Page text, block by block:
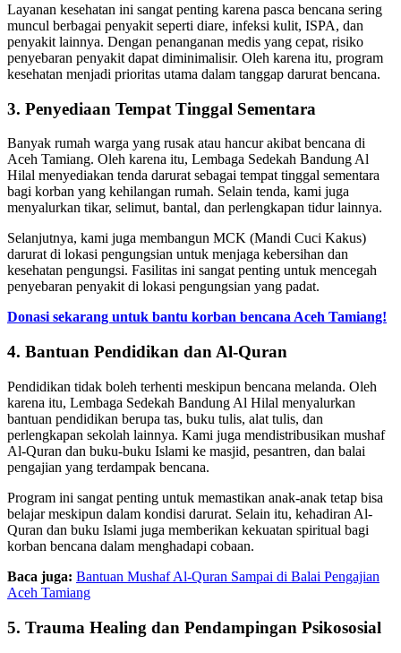
Layanan kesehatan ini sangat penting karena pasca bencana sering
muncul berbagai penyakit seperti diare, infeksi kulit, ISPA, dan
penyakit lainnya. Dengan penanganan medis yang cepat, risiko
penyebaran penyakit dapat diminimalisir. Oleh karena itu, program
kesehatan menjadi prioritas utama dalam tanggap darurat bencana.
3. Penyediaan Tempat Tinggal Sementara
Banyak rumah warga yang rusak atau hancur akibat bencana di
Aceh Tamiang. Oleh karena itu, Lembaga Sedekah Bandung Al
Hilal menyediakan tenda darurat sebagai tempat tinggal sementara
bagi korban yang kehilangan rumah. Selain tenda, kami juga
menyalurkan tikar, selimut, bantal, dan perlengkapan tidur lainnya.
Selanjutnya, kami juga membangun MCK (Mandi Cuci Kakus)
darurat di lokasi pengungsian untuk menjaga kebersihan dan
kesehatan pengungsi. Fasilitas ini sangat penting untuk mencegah
penyebaran penyakit di lokasi pengungsian yang padat.
Donasi sekarang untuk bantu korban bencana Aceh Tamiang!
4. Bantuan Pendidikan dan Al-Quran
Pendidikan tidak boleh terhenti meskipun bencana melanda. Oleh
karena itu, Lembaga Sedekah Bandung Al Hilal menyalurkan
bantuan pendidikan berupa tas, buku tulis, alat tulis, dan
perlengkapan sekolah lainnya. Kami juga mendistribusikan mushaf
Al-Quran dan buku-buku Islami ke masjid, pesantren, dan balai
pengajian yang terdampak bencana.
Program ini sangat penting untuk memastikan anak-anak tetap bisa
belajar meskipun dalam kondisi darurat. Selain itu, kehadiran Al-
Quran dan buku Islami juga memberikan kekuatan spiritual bagi
korban bencana dalam menghadapi cobaan.
Baca juga: Bantuan Mushaf Al-Quran Sampai di Balai Pengajian
Aceh Tamiang
5. Trauma Healing dan Pendampingan Psikososial